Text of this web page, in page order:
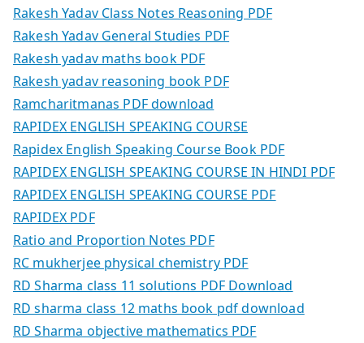
Rakesh Yadav Class Notes Reasoning PDF
Rakesh Yadav General Studies PDF
Rakesh yadav maths book PDF
Rakesh yadav reasoning book PDF
Ramcharitmanas PDF download
RAPIDEX ENGLISH SPEAKING COURSE
Rapidex English Speaking Course Book PDF
RAPIDEX ENGLISH SPEAKING COURSE IN HINDI PDF
RAPIDEX ENGLISH SPEAKING COURSE PDF
RAPIDEX PDF
Ratio and Proportion Notes PDF
RC mukherjee physical chemistry PDF
RD Sharma class 11 solutions PDF Download
RD sharma class 12 maths book pdf download
RD Sharma objective mathematics PDF